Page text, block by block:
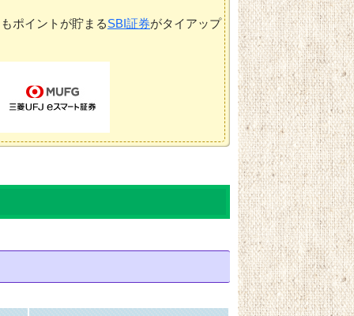
ポイントが貯まるSBI証券がタイアップ